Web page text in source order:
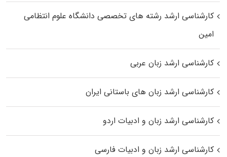
کارشناسی ارشد رﺷﺘﻪ ﻫﺎی تخصصی داﻧﺸﮕﺎه ﻋﻠﻮم انتظامی
اﻣﻴﻦ
کارشناسی ارشد زبان عربی
کارشناسی ارشد زبان‌ های باستانی ایران
کارشناسی ارشد زبان و ادبیات اردو
کارشناسی ارشد زبان و ادبیات فارسی